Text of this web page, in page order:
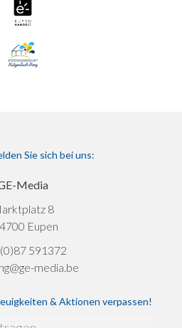
Sie sich bei uns:
Media
8
Eupen
591372
media.be
& Aktionen verpassen!